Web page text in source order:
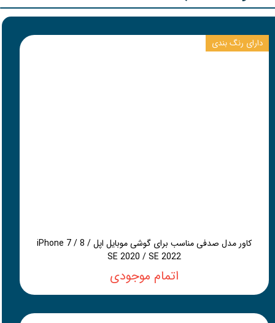
کاور مدل صدفی مناسب برای گوشی موبایل اپل iPhone 7 / 8 /
SE 2020 / SE 2022
اتمام موجودی
دارای رنگ بندی